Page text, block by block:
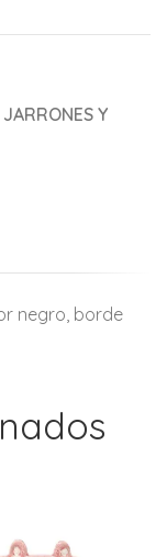
JARRONES Y
negro, borde